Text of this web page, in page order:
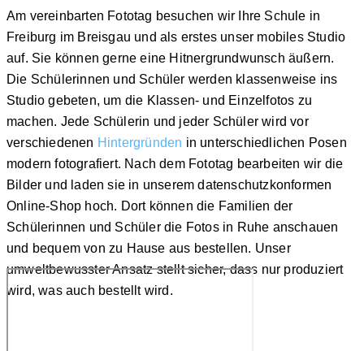
Am vereinbarten Fototag besuchen wir Ihre Schule in
Freiburg im Breisgau und als erstes unser mobiles Studio
auf. Sie können gerne eine Hitnergrundwunsch äußern.
Die Schülerinnen und Schüler werden klassenweise ins
Studio gebeten, um die Klassen- und Einzelfotos zu
machen. Jede Schülerin und jeder Schüler wird vor
verschiedenen Hintergründen in unterschiedlichen Posen
modern fotografiert. Nach dem Fototag bearbeiten wir die
Bilder und laden sie in unserem datenschutzkonformen
Online-Shop hoch. Dort können die Familien der
Schülerinnen und Schüler die Fotos in Ruhe anschauen
und bequem von zu Hause aus bestellen. Unser
umweltbewusster Ansatz stellt sicher, dass nur produziert
wird, was auch bestellt wird.